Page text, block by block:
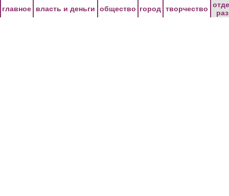
главное власть и деньги общество город творчество